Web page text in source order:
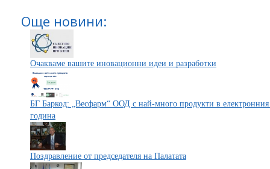
Още новини:
Очакваме вашите иновационни идеи и разработки
БГ Баркод: „Весфарм“ ООД с най-много продукти в електронния
година
Поздравление от председателя на Палатата